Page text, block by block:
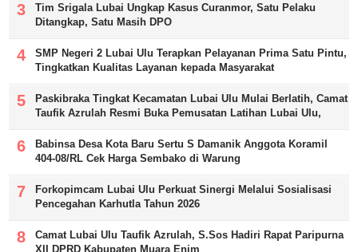
Tim Srigala Lubai Ungkap Kasus Curanmor, Satu Pelaku
Ditangkap, Satu Masih DPO
SMP Negeri 2 Lubai Ulu Terapkan Pelayanan Prima Satu Pintu,
Tingkatkan Kualitas Layanan kepada Masyarakat
Paskibraka Tingkat Kecamatan Lubai Ulu Mulai Berlatih, Camat
Taufik Azrulah Resmi Buka Pemusatan Latihan Lubai Ulu,
Babinsa Desa Kota Baru Sertu S Damanik Anggota Koramil
404-08/RL Cek Harga Sembako di Warung
Forkopimcam Lubai Ulu Perkuat Sinergi Melalui Sosialisasi
Pencegahan Karhutla Tahun 2026
Camat Lubai Ulu Taufik Azrulah, S.Sos Hadiri Rapat Paripurna
XII DPRD Kabupaten Muara Enim